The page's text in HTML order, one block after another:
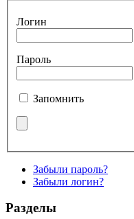
Логин
Пароль
Запомнить
Забыли пароль?
Забыли логин?
Разделы